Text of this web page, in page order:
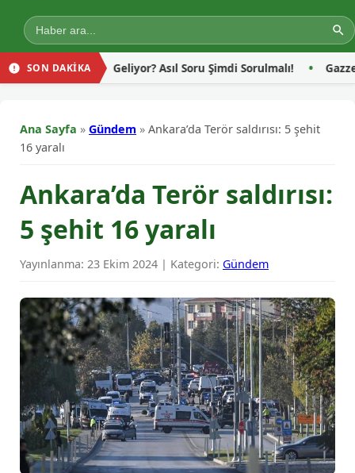
SON DAKİKA
Geliyor? Asıl Soru Şimdi Sorulmalı! Gazze’de Yerinden
Ana Sayfa » Gündem » Ankara’da Terör saldırısı: 5 şehit
16 yaralı
Ankara’da Terör saldırısı:
5 şehit 16 yaralı
Yayınlanma: 23 Ekim 2024 | Kategori: Gündem